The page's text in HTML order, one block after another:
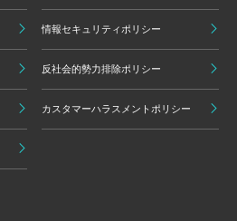
情報セキュリティポリシー
反社会的勢力排除ポリシー
カスタマーハラスメントポリシー